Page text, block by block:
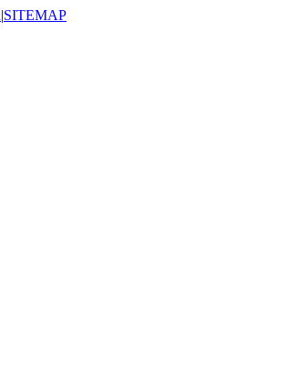
|SITEMAP